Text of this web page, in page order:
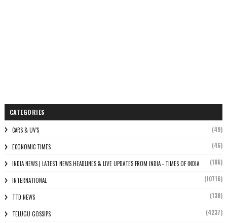
CATEGORIES
CARS & UV'S (49)
ECONOMIC TIMES (46)
INDIA NEWS | LATEST NEWS HEADLINES & LIVE UPDATES FROM INDIA - TIMES OF INDIA (106)
INTERNATIONAL (10716)
TTD NEWS (138)
TELUGU GOSSIPS (4237)